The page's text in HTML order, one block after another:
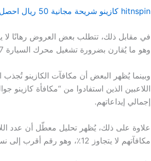
hitnspin كازينو شريحة مجانية 50 ريال احصل عليها فوراً SA… لا تدعيها تخدعك
وهو ما يُقارن بضرورة تشغيل محرك السيارة 7 مرات لتصل إلى 70 كيلومتر في شهر واحد.
إجمالي إيداعاتهم.
مكافآتهم لا يتجاوز 12٪، وهو رقم أقرب إلى نسبة ضحايا حوادث السير الصغيرة.